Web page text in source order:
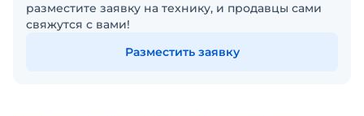
разместите заявку на технику, и продавцы сами
свяжутся с вами!
Разместить заявку